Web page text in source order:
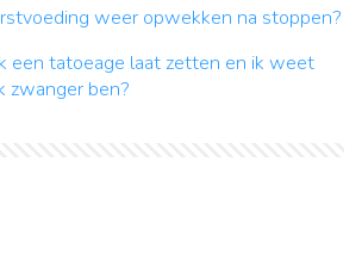
weer opwekken na stoppen?
een tatoeage laat zetten en ik weet
zwanger ben?